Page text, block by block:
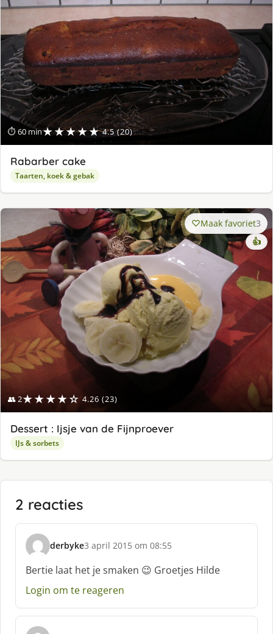
⏱ 60 min★★★★★ 4.5 (20)
Rabarber cake
Taarten, koek & gebak
👥 2★★★★☆ 4.26 (23)
Maak favoriet3
👍
Dessert : Ijsje van de Fijnproever
IJs & sorbets
2 reacties
derbyke
s
c
h
r
e
f
3 april 2015 om 08:55
Bertie laat het je smaken 😉 Groetjes Hilde
Login om te reageren